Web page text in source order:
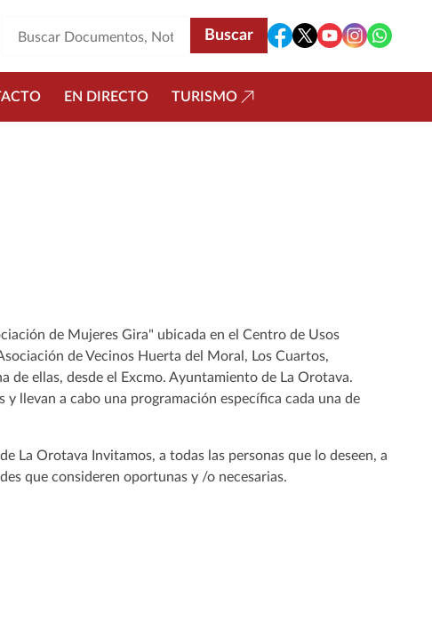
EN DIRECTO TURISMO
de Mujeres Gira" ubicada en el Centro de Usos
de Vecinos Huerta del Moral, Los Cuartos,
de ellas, desde el Excmo. Ayuntamiento de La Orotava.
llevan a cabo una programación específica cada una de
La Orotava Invitamos, a todas las personas que lo deseen, a
que consideren oportunas y /o necesarias.